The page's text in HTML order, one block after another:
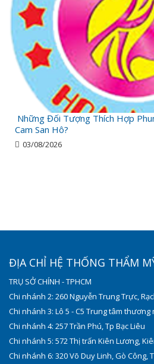
Những Đối Tượng Thích Hợp
Cam San Hô?
03/08/2026
ĐỊA CHỈ HỆ THỐNG THẨM
TRỤ SỞ CHÍNH - TPHCM
Chi nhánh 2: 260 Nguyễn Trung Trực,
Chi nhánh 3: Lô 5 - C5 Trung tâm thương
Chi nhánh 4: 257 Trần Phú, Tp Bạc Liêu
Chi nhánh 5: 572 Thị trấn Kiên Lương,
Chi nhánh 6: 320 Võ Duy Linh, Gò Công,